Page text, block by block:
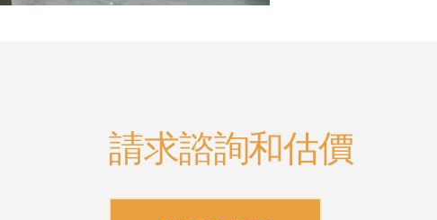
請求諮詢和估價